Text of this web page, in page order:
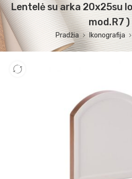
Lentelė su arka 20x25su
mod.R7 )
Pradžia Ikonografija